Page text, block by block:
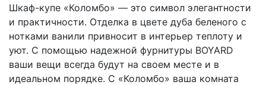
Шкаф-купе «Коломбо» — это символ элегантности
и практичности. Отделка в цвете дуба беленого с
нотками ванили привносит в интерьер теплоту и
уют. С помощью надежной фурнитуры BOYARD
ваши вещи всегда будут на своем месте и в
идеальном порядке. С «Коломбо» ваша комната